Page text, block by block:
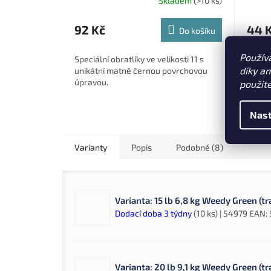
díky
92 Kč Do košíku
Speciální obratlíky ve velikosti 11 s
unikátní matně černou povrchovou
úpravou.
44
v
Varianty Popis Podobné (8)
Varianta: 15 lb 6,8 kg Weedy Green
Dodací doba 3 týdny(10 ks) | 54979 EAN:
Varianta: 20 lb 9,1 kg Weedy Green